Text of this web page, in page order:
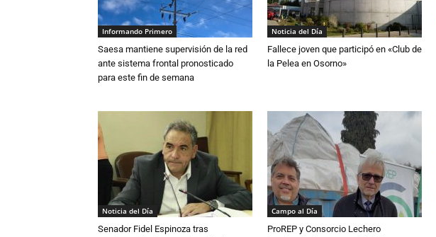
Informando Primero
Saesa mantiene supervisión de la red
ante sistema frontal pronosticado
para este fin de semana
Noticia del Día
Fallece joven que participó en «Club de
la Pelea en Osorno»
Noticia del Día
Senador Fidel Espinoza tras
Campo al Día
ProREP y Consorcio Lechero